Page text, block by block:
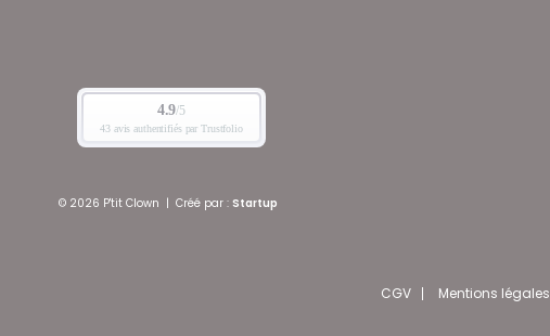
© 2026 P'tit Clown | Créé par : Startup
CGV Mentions légales